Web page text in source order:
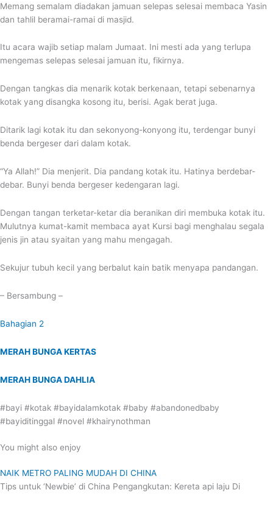
Memang semalam diadakan jamuan selepas selesai membaca Yasin
dan tahlil beramai-ramai di masjid.
Itu acara wajib setiap malam Jumaat. Ini mesti ada yang terlupa
mengemas selepas selesai jamuan itu, fikirnya.
Dengan tangkas dia menarik kotak berkenaan, tetapi sebenarnya
kotak yang disangka kosong itu, berisi. Agak berat juga.
Ditarik lagi kotak itu dan sekonyong-konyong itu, terdengar bunyi
benda bergeser dari dalam kotak.
“Ya Allah!” Dia menjerit. Dia pandang kotak itu. Hatinya berdebar-
debar. Bunyi benda bergeser kedengaran lagi.
Dengan tangan terketar-ketar dia beranikan diri membuka kotak itu.
Mulutnya kumat-kamit membaca ayat Kursi bagi menghalau segala
jenis jin atau syaitan yang mahu mengagah.
Sekujur tubuh kecil yang berbalut kain batik menyapa pandangan.
– Bersambung –
Bahagian 2
MERAH BUNGA KERTAS
MERAH BUNGA DAHLIA
#bayi #kotak #bayidalamkotak #baby #abandonedbaby
#bayiditinggal #novel #khairynothman
You might also enjoy
NAIK METRO PALING MUDAH DI CHINA
Tips untuk ‘Newbie’ di China Pengangkutan: Kereta api laju Di